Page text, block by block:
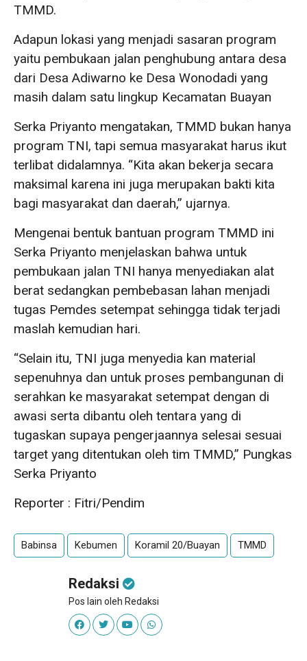
TMMD.
Adapun lokasi yang menjadi sasaran program
yaitu pembukaan jalan penghubung antara desa
dari Desa Adiwarno ke Desa Wonodadi yang
masih dalam satu lingkup Kecamatan Buayan
Serka Priyanto mengatakan, TMMD bukan hanya
program TNI, tapi semua masyarakat harus ikut
terlibat didalamnya. “Kita akan bekerja secara
maksimal karena ini juga merupakan bakti kita
bagi masyarakat dan daerah,” ujarnya.
Mengenai bentuk bantuan program TMMD ini
Serka Priyanto menjelaskan bahwa untuk
pembukaan jalan TNI hanya menyediakan alat
berat sedangkan pembebasan lahan menjadi
tugas Pemdes setempat sehingga tidak terjadi
maslah kemudian hari.
“Selain itu, TNI juga menyedia kan material
sepenuhnya dan untuk proses pembangunan di
serahkan ke masyarakat setempat dengan di
awasi serta dibantu oleh tentara yang di
tugaskan supaya pengerjaannya selesai sesuai
target yang ditentukan oleh tim TMMD,” Pungkas
Serka Priyanto
Reporter : Fitri/Pendim
Babinsa Kebumen Koramil 20/Buayan TMMD
Redaksi
Pos lain oleh Redaksi